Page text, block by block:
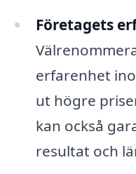
Företagets
erfarenhet
ut högre
kan också
resultat och